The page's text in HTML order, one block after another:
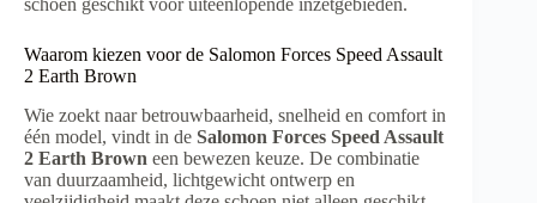
schoen geschikt voor uiteenlopende inzetgebieden.
Waarom kiezen voor de Salomon Forces Speed Assault
2 Earth Brown
Wie zoekt naar betrouwbaarheid, snelheid en comfort in
één model, vindt in de Salomon Forces Speed Assault
2 Earth Brown een bewezen keuze. De combinatie
van duurzaamheid, lichtgewicht ontwerp en